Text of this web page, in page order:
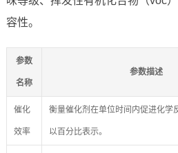
容性。
参数
名称
参数描述
催化
效率
衡量催化剂在单位时间内促进化学
以百分比表示。